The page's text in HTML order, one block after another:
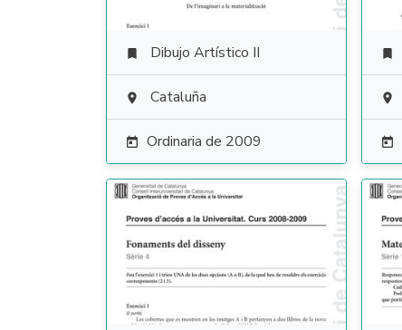
 Dibujo Artístico II
 Cataluña
 Ordinaria de 2009


